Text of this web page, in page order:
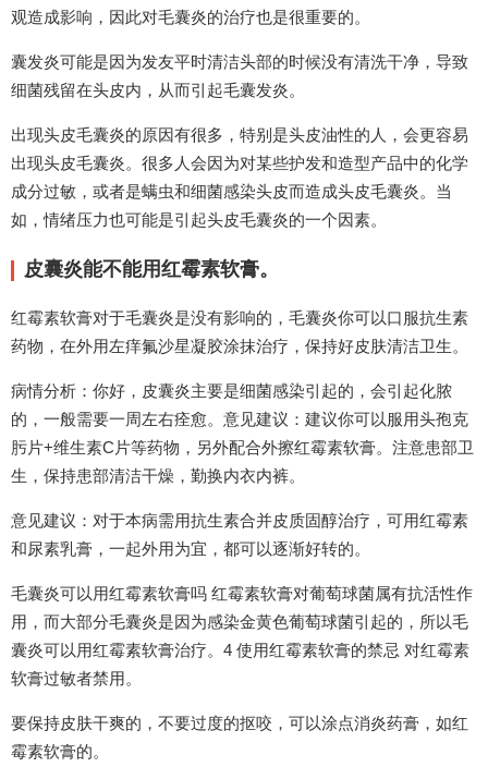
观造成影响，因此对毛囊炎的治疗也是很重要的。
囊发炎可能是因为发友平时清洁头部的时候没有清洗干净，导致
细菌残留在头皮内，从而引起毛囊发炎。
出现头皮毛囊炎的原因有很多，特别是头皮油性的人，会更容易
出现头皮毛囊炎。很多人会因为对某些护发和造型产品中的化学
成分过敏，或者是螨虫和细菌感染头皮而造成头皮毛囊炎。当
如，情绪压力也可能是引起头皮毛囊炎的一个因素。
皮囊炎能不能用红霉素软膏。
红霉素软膏对于毛囊炎是没有影响的，毛囊炎你可以口服抗生素
药物，在外用左痒氟沙星凝胶涂抹治疗，保持好皮肤清洁卫生。
病情分析：你好，皮囊炎主要是细菌感染引起的，会引起化脓
的，一般需要一周左右痊愈。意见建议：建议你可以服用头孢克
肟片+维生素C片等药物，另外配合外擦红霉素软膏。注意患部卫
生，保持患部清洁干燥，勤换内衣内裤。
意见建议：对于本病需用抗生素合并皮质固醇治疗，可用红霉素
和尿素乳膏，一起外用为宜，都可以逐渐好转的。
毛囊炎可以用红霉素软膏吗 红霉素软膏对葡萄球菌属有抗活性作
用，而大部分毛囊炎是因为感染金黄色葡萄球菌引起的，所以毛
囊炎可以用红霉素软膏治疗。4 使用红霉素软膏的禁忌 对红霉素
软膏过敏者禁用。
要保持皮肤干爽的，不要过度的抠咬，可以涂点消炎药膏，如红
霉素软膏的。